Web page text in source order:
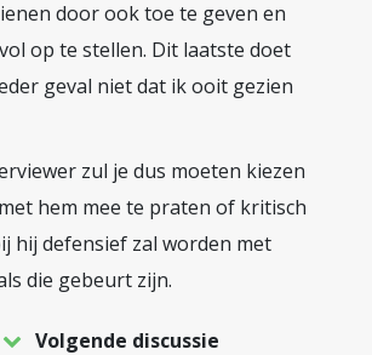
door ook toe te geven en
op te stellen. Dit laatste doet
geval niet dat ik ooit gezien
zul je dus moeten kiezen
hem mee te praten of kritisch
hij defensief zal worden met
die gebeurt zijn.
Volgende discussie